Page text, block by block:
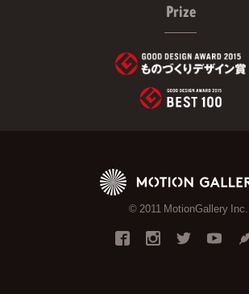
Prize
© 2011 MotionGallery Inc.